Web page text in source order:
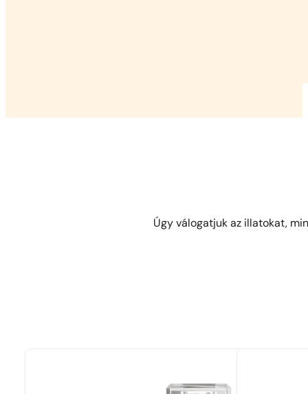
Úgy válogatjuk az illatokat,